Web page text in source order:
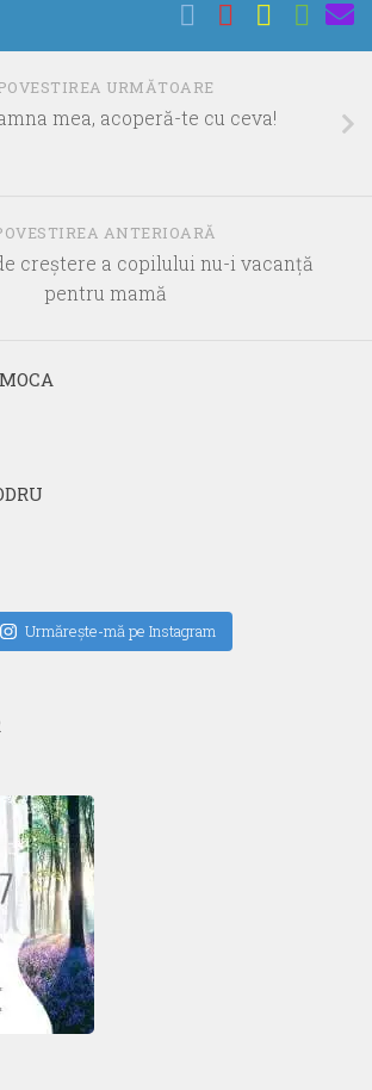
URMĂTOARE
mea, acoperă-te cu ceva!
ANTERIOARĂ
creştere a copilului nu-i vacanţă
pentru mamă
Urmăreşte-mă pe Instagram